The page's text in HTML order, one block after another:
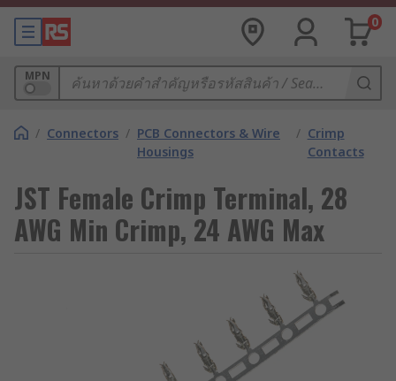
0
MPN
/ Connectors / PCB Connectors & Wire
Housings
/ Crimp
Contacts
JST Female Crimp Terminal, 28
AWG Min Crimp, 24 AWG Max